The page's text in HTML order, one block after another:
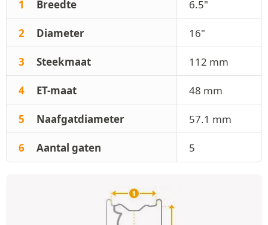
1 Breedte 6.5"
2 Diameter 16"
3 Steekmaat 112 mm
4 ET-maat 48 mm
5 Naafgatdiameter 57.1 mm
6 Aantal gaten 5